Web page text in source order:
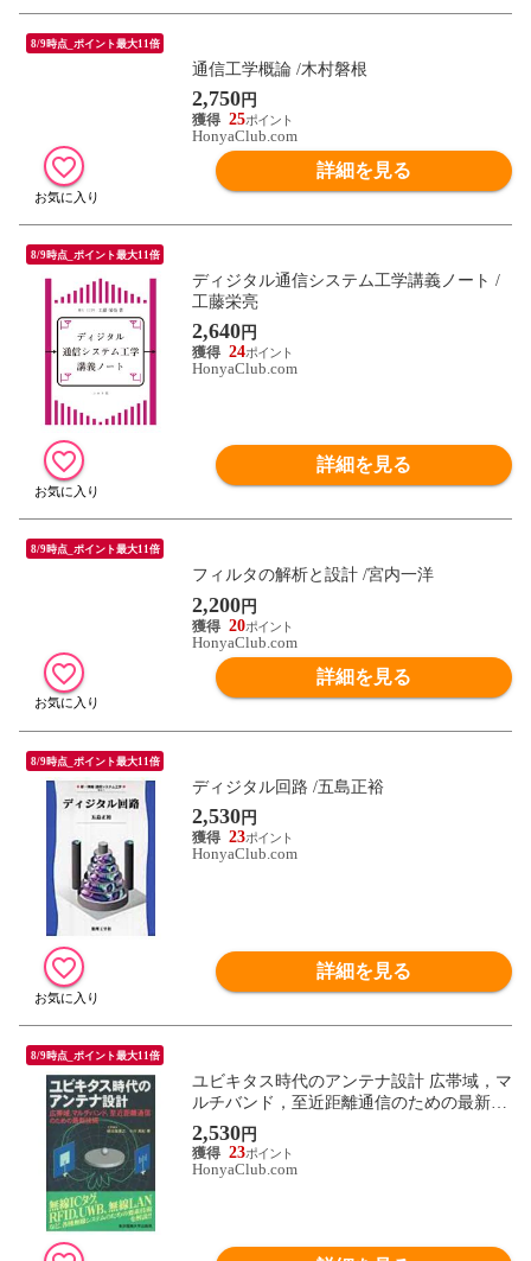
8/9時点_ポイント最大11倍
通信工学概論 /木村磐根
2,750円
25
HonyaClub.com
詳細を見る
8/9時点_ポイント最大11倍
ディジタル通信システム工学講義ノート /
工藤栄亮
2,640円
24
HonyaClub.com
詳細を見る
8/9時点_ポイント最大11倍
フィルタの解析と設計 /宮内一洋
2,200円
20
HonyaClub.com
詳細を見る
8/9時点_ポイント最大11倍
ディジタル回路 /五島正裕
2,530円
23
HonyaClub.com
詳細を見る
8/9時点_ポイント最大11倍
ユビキタス時代のアンテナ設計 広帯域，マ
ルチバンド，至近距離通信のための最新技
術 /根日屋英之 小川真紀
2,530円
23
HonyaClub.com